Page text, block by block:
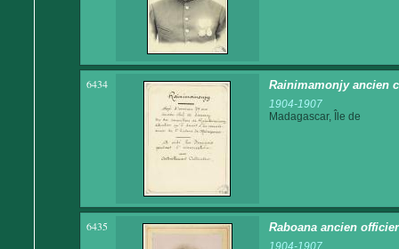
6434 Rainimamonjy ancien
1904-1907
Madagascar, Île de
6435 Raboana ancien
1904-1907